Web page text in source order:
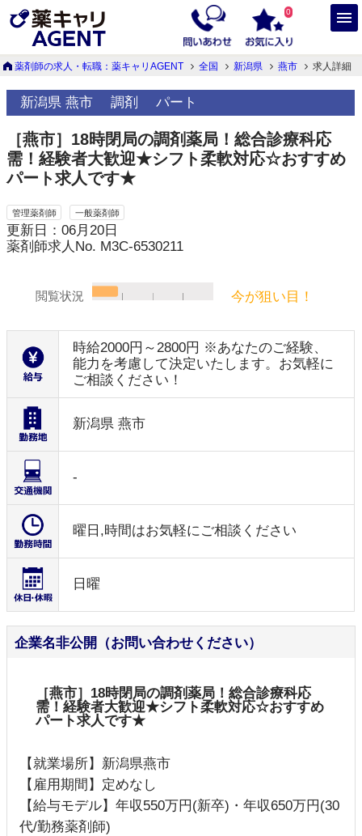
0
薬剤師の求人・転職：薬キャリAGENT 全国 新潟県 燕市 求人詳細
新潟県 燕市 調剤 パート
［燕市］18時閉局の調剤薬局！総合診療科応
需！経験者大歓迎★シフト柔軟対応☆おすすめ
パート求人です★
管理薬剤師 一般薬剤師
更新日：06月20日
薬剤師求人No. M3C-6530211
閲覧状況 今が狙い目！
時給2000円～2800円 ※あなたのご経験、
能力を考慮して決定いたします。お気軽に
ご相談ください！
新潟県 燕市
-
曜日,時間はお気軽にご相談ください
日曜
企業名非公開（お問い合わせください）
［燕市］18時閉局の調剤薬局！総合診療科応
需！経験者大歓迎★シフト柔軟対応☆おすすめ
パート求人です★
【就業場所】新潟県燕市
【雇用期間】定めなし
【給与モデル】年収550万円(新卒)・年収650万円(30
代/勤務薬剤師)